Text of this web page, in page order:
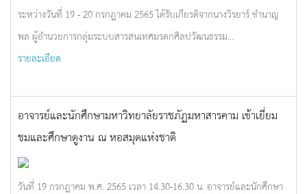
ระหว่างวันที่ 19 - 20 กรกฎาคม 2565 ได้รับเกียรติจากนางวิรยาร์ ชำนาญ
พล ผู้อำนวยการกลุ่มระบบสารสนเทศมรดกศิลปวัฒนธรรม...
รายละเอียด
อาจารย์และนักศึกษามหาวิทยาลัยราชภัฏมหาสารคาม เข้าเยี่ยม
ชมและศึกษาดูงาน ณ หอสมุดแห่งชาติ
วันที่ 19 กรกฎาคม พ.ศ. 2565 เวลา 14.30-16.30 น. อาจารย์และนักศึกษา